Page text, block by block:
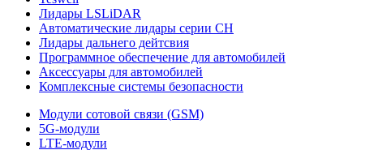
Лидары LSLiDAR
Автоматические лидары серии CH
Лидары дальнего дейтсвия
Программное обеспечение для автомобилей
Аксессуары для автомобилей
Комплексные системы безопасности
Модули сотовой связи (GSM)
5G-модули
LTE-модули